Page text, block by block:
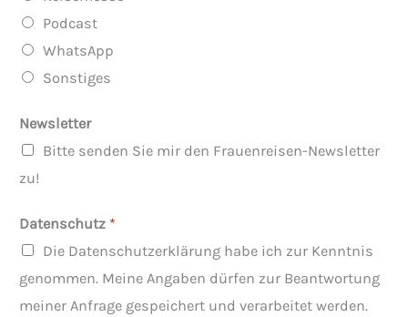
e
n
ü
n
s
h
e
Z
Podcast
WhatsApp
Sonstiges
Newsletter
Bitte senden Sie mir den Frauenreisen-Newsletter
zu!
Datenschutz *
Die Datenschutzerklärung habe ich zur Kenntnis
genommen. Meine Angaben dürfen zur Beantwortung
meiner Anfrage gespeichert und verarbeitet werden.